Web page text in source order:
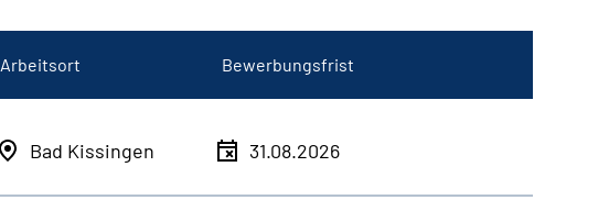
Arbeitsort Bewerbungsfrist
Bad Kissingen 31.08.2026